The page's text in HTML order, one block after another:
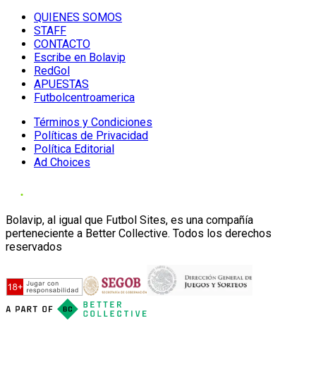
QUIENES SOMOS
STAFF
CONTACTO
Escribe en Bolavip
RedGol
APUESTAS
Futbolcentroamerica
Términos y Condiciones
Políticas de Privacidad
Política Editorial
Ad Choices
Bolavip, al igual que Futbol Sites, es una compañía
perteneciente a Better Collective. Todos los derechos
reservados